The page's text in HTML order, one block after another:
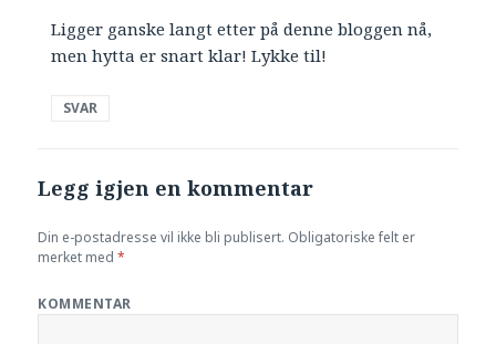
Ligger ganske langt etter på denne bloggen nå,
men hytta er snart klar! Lykke til!
SVAR
Legg igjen en kommentar
Din e-postadresse vil ikke bli publisert. Obligatoriske felt er
merket med*
KOMMENTAR